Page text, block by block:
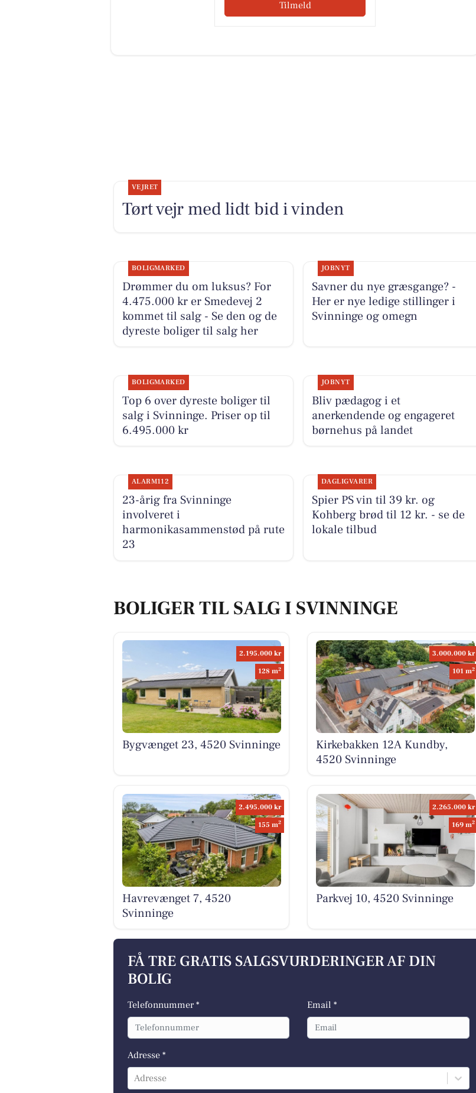
Tilmeld
VEJRET
Tørt vejr med lidt bid i vinden
BOLIGMARKED
Drømmer du om luksus? For
4.475.000 kr er Smedevej 2
kommet til salg - Se den og de
dyreste boliger til salg her
JOBNYT
Savner du nye græsgange? -
Her er nye ledige stillinger i
Svinninge og omegn
BOLIGMARKED
Top 6 over dyreste boliger til
salg i Svinninge. Priser op til
6.495.000 kr
JOBNYT
Bliv pædagog i et
anerkendende og engageret
børnehus på landet
ALARM112
23-årig fra Svinninge
involveret i
harmonikasammenstød på rute
23
DAGLIGVARER
Spier PS vin til 39 kr. og
Kohberg brød til 12 kr. - se de
lokale tilbud
BOLIGER TIL SALG I SVINNINGE
2.195.000 kr
128 m2
Bygvænget 23, 4520 Svinninge
3.000.000 kr
101 m2
Kirkebakken 12A Kundby,
4520 Svinninge
2.495.000 kr
155 m2
Havrevænget 7, 4520
Svinninge
2.265.000 kr
169 m2
Parkvej 10, 4520 Svinninge
FÅ TRE GRATIS SALGSVURDERINGER AF DIN
BOLIG
Telefonnummer * Email *
Adresse *
Adresse